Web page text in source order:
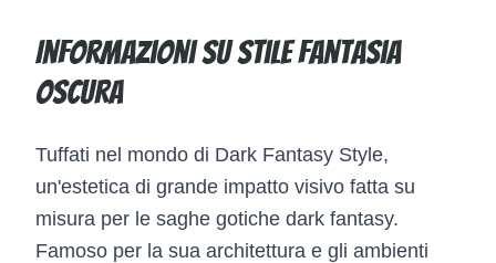
Informazioni su Stile fantasia
oscura
Tuffati nel mondo di Dark Fantasy Style,
un'estetica di grande impatto visivo fatta su
misura per le saghe gotiche dark fantasy.
Famoso per la sua architettura e gli ambienti